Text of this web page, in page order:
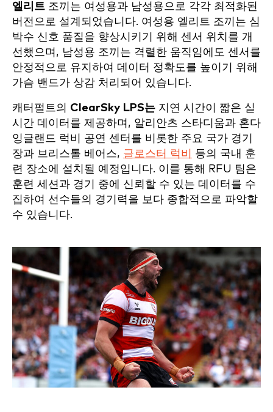
엘리트 조끼는 여성용과 남성용으로 각각 최적화된
버전으로 설계되었습니다. 여성용 엘리트 조끼는 심
박수 신호 품질을 향상시키기 위해 센서 위치를 개
선했으며, 남성용 조끼는 격렬한 움직임에도 센서를
안정적으로 유지하여 데이터 정확도를 높이기 위해
가슴 밴드가 상감 처리되어 있습니다.
캐터펄트의 ClearSky LPS는 지연 시간이 짧은 실
시간 데이터를 제공하며, 알리안츠 스타디움과 혼다
잉글랜드 럭비 공연 센터를 비롯한 주요 국가 경기
장과 브리스톨 베어스, 글로스터 럭비
등의 국내 훈
련 장소에 설치될 예정입니다. 이를 통해 RFU 팀은
훈련 세션과 경기 중에 신뢰할 수 있는 데이터를 수
집하여 선수들의 경기력을 보다 종합적으로 파악할
수 있습니다.